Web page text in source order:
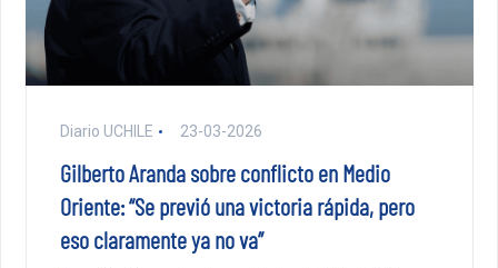
Diario UCHILE 23-03-2026
Gilberto Aranda sobre conflicto en Medio
Oriente: “Se previó una victoria rápida, pero
eso claramente ya no va”